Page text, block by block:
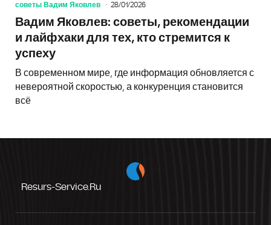
советы Вадим Яковлев 28/01/2026
Вадим Яковлев: советы, рекомендации
и лайфхаки для тех, кто стремится к
успеху
В современном мире, где информация обновляется с
невероятной скоростью, а конкуренция становится
всё
Resurs-Service.ru